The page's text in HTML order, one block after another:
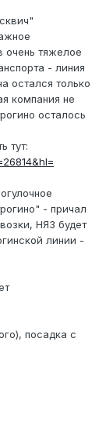
очень тяжелое
- линия
остался только
компания не
осталось
тут:
- причал
НЯЗ будет
линии -
посадка с